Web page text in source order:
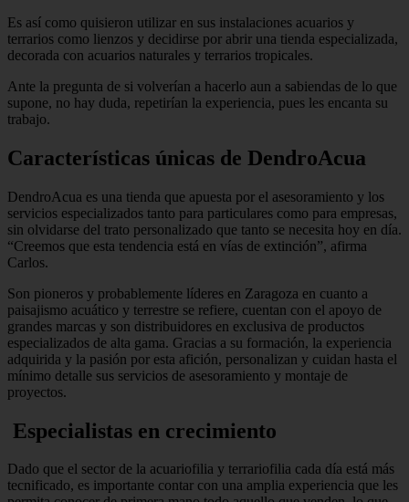
Es así como quisieron utilizar en sus instalaciones acuarios y
terrarios como lienzos y decidirse por abrir una tienda especializada,
decorada con acuarios naturales y terrarios tropicales.
Ante la pregunta de si volverían a hacerlo aun a sabiendas de lo que
supone, no hay duda, repetirían la experiencia, pues les encanta su
trabajo.
Características únicas de DendroAcua
DendroAcua es una tienda que apuesta por el asesoramiento y los
servicios especializados tanto para particulares como para empresas,
sin olvidarse del trato personalizado que tanto se necesita hoy en día.
“Creemos que esta tendencia está en vías de extinción”, afirma
Carlos.
Son pioneros y probablemente líderes en Zaragoza en cuanto a
paisajismo acuático y terrestre se refiere, cuentan con el apoyo de
grandes marcas y son distribuidores en exclusiva de productos
especializados de alta gama. Gracias a su formación, la experiencia
adquirida y la pasión por esta afición, personalizan y cuidan hasta el
mínimo detalle sus servicios de asesoramiento y montaje de
proyectos.
Especialistas en crecimiento
Dado que el sector de la acuariofilia y terrariofilia cada día está más
tecnificado, es importante contar con una amplia experiencia que les